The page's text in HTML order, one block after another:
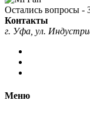
Остались вопросы -
Контакты
г. Уфа, ул.
Меню